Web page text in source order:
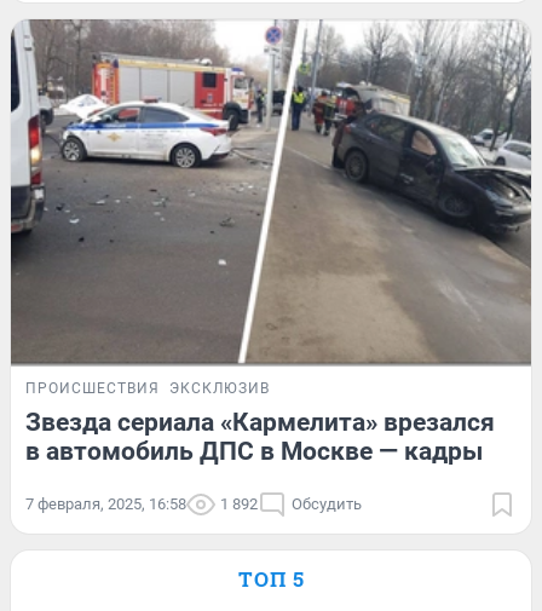
ПРОИСШЕСТВИЯ ЭКСКЛЮЗИВ
Звезда сериала «Кармелита» врезался
в автомобиль ДПС в Москве — кадры
7 февраля, 2025, 16:58 1 892 Обсудить
ТОП 5